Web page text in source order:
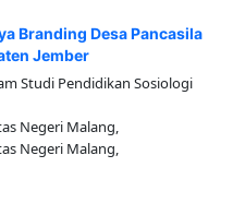
Branding Desa Pancasila
Jember
Studi Pendidikan Sosiologi
Negeri Malang,
Negeri Malang,